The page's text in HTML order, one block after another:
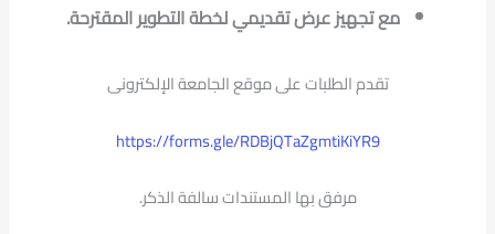
مع تجهيز عرض تقديمي لخطة التطوير المقترحة.
تقدم الطلبات على موقع الجامعة الإلكترونى
https://forms.gle/RDBjQTaZgmtiKiYR9
مرفق بها المستندات سالفة الذكر.